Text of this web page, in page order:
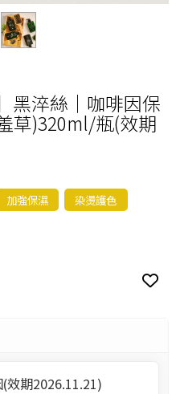
黑淬絲│咖啡因保
草)320ml/瓶(效期
加強保濕
染燙護色
期2026.11.21)